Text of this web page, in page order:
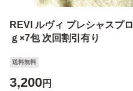
REVI ルヴィ プレシャスプ
ｇ×7包 次回割引有り
送料無料
3,200円